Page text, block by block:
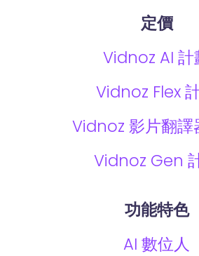
定價
Vidnoz AI 計
Vidnoz Flex
Vidnoz 影片翻譯
Vidnoz Gen
功能特色
AI 數位人